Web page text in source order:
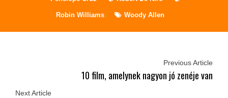
Robin Williams Woody Allen
Previous Article
10 film, amelynek nagyon jó zenéje van
Next Article